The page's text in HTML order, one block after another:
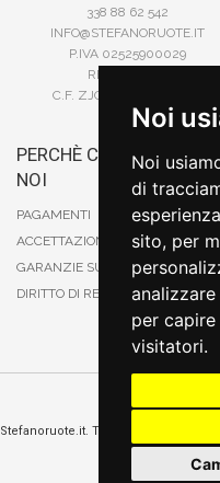
Noi
Noi
di
sito, per
per
visitatori.
338 88 62 542
INFO@STEFANORUOTE.IT
P.IVA 02525900029
REA BI193453
C.F. ZJOSFN73H14A859X
PERCHÈ COMPRARE DA
NOI
PAGAMENTI
ACCETTAZIONE DEGLI ORDINI
GARANZIE SUI PRODOTTI
DIRITTO DI RECESSO
Cambia
Stefanoruote.it. Tutti i diritti riservati.
promozioni